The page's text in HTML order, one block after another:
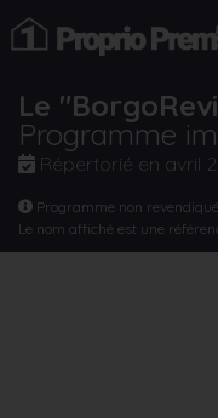
Le
Programme
Répertorié en avril
Programme non
Le nom affiché est une